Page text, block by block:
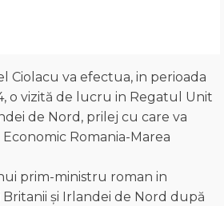
Ciolacu va efectua, in perioada
o vizită de lucru in Regatul Unit
de Nord, prilej cu care va
Romania-Marea
prim-ministru roman in
și Irlandei de Nord după